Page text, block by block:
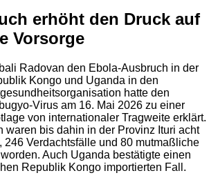
erhöht den Druck auf
Vorsorge
Radovan den Ebola-Ausbruch in der
Kongo und Uganda in den
hatte den
Virus am 16. Mai 2026 zu einer
von internationaler Tragweite erklärt.
waren bis dahin in der Provinz Ituri acht
246 Verdachtsfälle und 80 mutmaßliche
Auch Uganda bestätigte einen
Republik Kongo importierten Fall.